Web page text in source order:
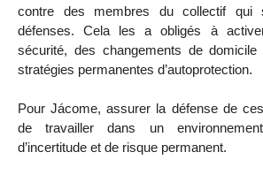
contre des membres du collectif qui
défenses. Cela les a obligés à
sécurité, des changements de
stratégies permanentes d’autoprotection.
Pour Jácome, assurer la défense de
de travailler dans un
d’incertitude et de risque permanent.